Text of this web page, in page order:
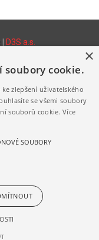
| D3S a.s.
a sáčky
vaječné melanže
následující značky
×
soubory cookie.
zlepšení uživatelského
se všemi soubory
souborů cookie.Více
SOUBORY